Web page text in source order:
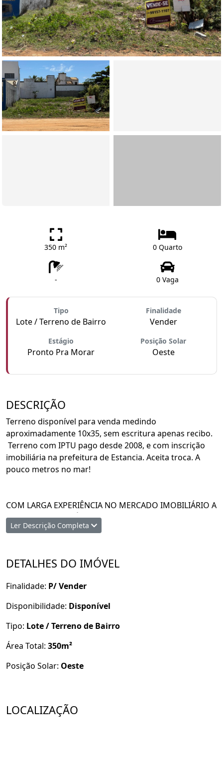
350 m² 0 Quarto
- 0 Vaga
Tipo
Lote / Terreno de Bairro
Finalidade
Vender
Estágio
Pronto Pra Morar
Posição Solar
Oeste
DESCRIÇÃO
Terreno disponível para venda medindo
aproximadamente 10x35, sem escritura apenas recibo.
Terreno com IPTU pago desde 2008, e com inscrição
imobiliária na prefeitura de Estancia. Aceita troca. A
pouco metros no mar!
COM LARGA EXPERIÊNCIA NO MERCADO IMOBILIÁRIO A
CRISTINA LIMA IMÓVEIS ESTA PRONTA PARA LHE
OFERECER A MELHOR EXPERIÊNCIA NA COMPRA, VENDA
ENTRE EM CONTATO CONOSCO PARA OBTER MAIS
CRISTINA LIMA IMÓVEIS - CRECI 398/PJ
79 9.9157-1107 WHATSAPP/ LIGAÇÃO
Ler Descrição Completa
DETALHES DO IMÓVEL
Finalidade: P/ Vender
Disponibilidade: Disponível
Tipo: Lote / Terreno de Bairro
Área Total: 350m²
Posição Solar: Oeste
LOCALIZAÇÃO